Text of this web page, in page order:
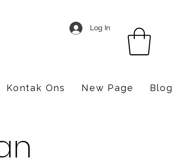
Log In
Kontak Ons New Page Blog